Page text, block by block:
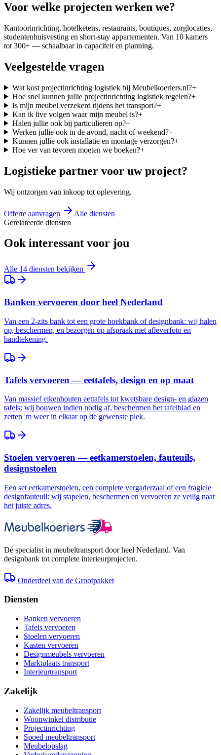
Voor welke projecten werken we?
Kantoorinrichting, hotelketens, restaurants, boutiques, zorglocaties,
studentenhuisvesting en short-stay appartementen. Van 10 kamers
tot 300+ — schaalbaar in capaciteit en planning.
Veelgestelde vragen
Wat kost projectinrichting logistiek bij Meubelkoeriers.nl?+
Hoe snel kunnen jullie projectinrichting logistiek regelen?+
Is mijn meubel verzekerd tijdens het transport?+
Kan ik live volgen waar mijn meubel is?+
Halen jullie ook bij particulieren op?+
Werken jullie ook in de avond, nacht of weekend?+
Kunnen jullie ook installatie en montage verzorgen?+
Hoe ver van tevoren moeten we boeken?+
Logistieke partner voor uw project?
Wij ontzorgen van inkoop tot oplevering.
Offerte aanvragen
Alle diensten
Gerelateerde diensten
Ook interessant voor jou
Alle 14 diensten bekijken
Banken vervoeren door heel Nederland
Van een 2-zits bank tot een grote hoekbank of designbank: wij halen
op, beschermen, en bezorgen op afspraak met afleverfoto en
handtekening.
Tafels vervoeren — eettafels, design en op maat
Van massief eikenhouten eettafels tot kwetsbare design- en glazen
tafels: wij bouwen indien nodig af, beschermen het tafelblad en
zetten 'm weer in elkaar op de gewenste plek.
Stoelen vervoeren — eetkamerstoelen, fauteuils,
designstoelen
Een set eetkamerstoelen, een complete vergaderzaal of een fragiele
designfauteuil: wij stapelen, beschermen en vervoeren ze veilig naar
het juiste adres.
Dé specialist in meubeltransport door heel Nederland. Van
designbank tot complete interieurprojecten.
Onderdeel van de Grootpakket
Diensten
Banken vervoeren
Tafels vervoeren
Stoelen vervoeren
Kasten vervoeren
Designmeubels vervoeren
Marktplaats transport
Interieurtransport
Zakelijk
Zakelijk meubeltransport
Woonwinkel distributie
Projectinrichting
Spoed meubeltransport
Meubelopslag